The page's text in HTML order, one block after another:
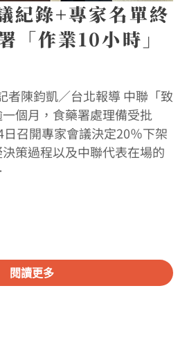
紀錄+專家名單終
「作業10小時」
者陳鈞凱／台北報導 中聯「致
個月，食藥署處理備受批
召開專家會議決定20％下架
策過程以及中聯代表在場的
閱讀更多